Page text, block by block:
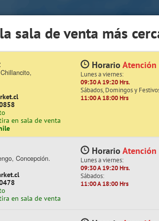
Trabaje con nosotros Contacto | Reclamos
TEMUCO ! Te invitamos a visitar
sala de venta más
en sala de venta
Horario Atención
Lunes a viernes:
09:30 A 19:20 Hrs.
Sábados, Domingos y
11:00 A 18:00 Hrs
Concepción.
en sala de venta
Horario Atención
Lunes a viernes:
09:30 A 19:20 Hrs.
Sábados:
11:00 A 18:00 Hrs